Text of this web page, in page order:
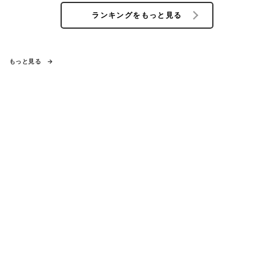
ランキングをもっと見る
もっと見る